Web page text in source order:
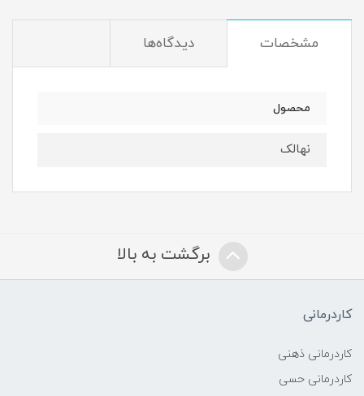
مشخصات دیدگاه‌ها
محصول
نهالک
برگشت به بالا
کاردرمانی
کاردرمانی ذهنی
کاردرمانی حسی